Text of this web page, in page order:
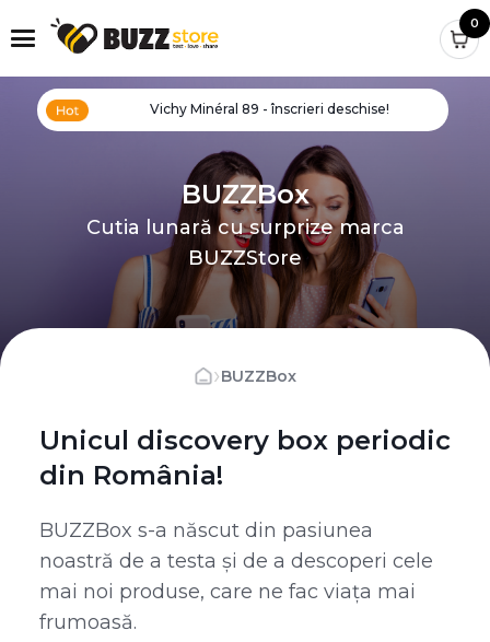
0
Vichy Minéral 89 - înscrieri deschise!
BUZZBox
Cutia lunară cu surprize marca
BUZZStore
›BUZZBox
Unicul discovery box periodic
din România!
BUZZBox s-a născut din pasiunea
noastră de a testa și de a descoperi cele
mai noi produse, care ne fac viața mai
frumoasă.